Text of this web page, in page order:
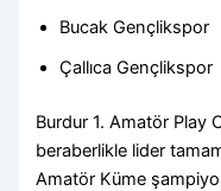
Bucak Gençlikspor
Çallıca Gençlikspor
Burdur 1. Amatör Play
beraberlikle lider
Amatör Küme